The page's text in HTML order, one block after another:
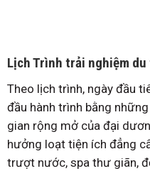
Lịch Trình trải nghiệm
Theo lịch trình, ngày đầu
đầu hành trình bằng
gian rộng mở của đại
hưởng loạt tiện ích đẳng
trượt nước, spa thư giãn,